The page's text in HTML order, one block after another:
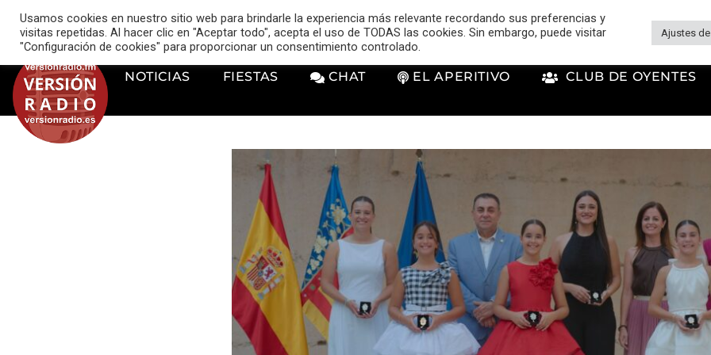
music_note VERSIÓN RADIO
NOTICIAS FIESTAS CHAT EL APERITIVO CLUB DE OYENTES
Usamos cookies en nuestro sitio web para brindarle la experiencia más relevante recordando sus preferencias y
visitas repetidas. Al hacer clic en "Aceptar todo", acepta el uso de TODAS las cookies. Sin embargo, puede visitar
"Configuración de cookies" para proporcionar un consentimiento controlado.
Ajustes